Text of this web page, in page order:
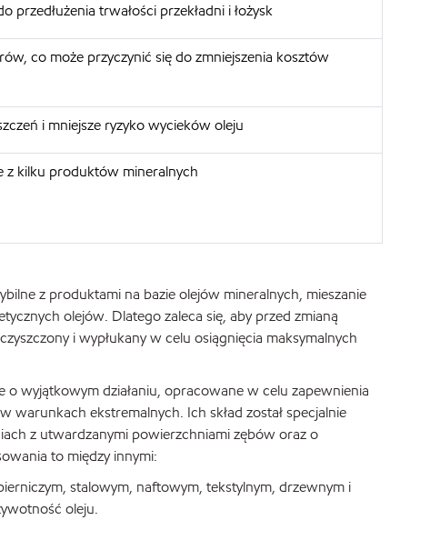
przedłużenia trwałości przekładni i łożysk
co może przyczynić się do zmniejszenia kosztów
i mniejsze ryzyko wycieków oleju
z kilku produktów mineralnych
z produktami na bazie olejów mineralnych, mieszanie
olejów. Dlatego zaleca się, aby przed zmianą
i wypłukany w celu osiągnięcia maksymalnych
o wyjątkowym działaniu, opracowane w celu zapewnienia
ekstremalnych. Ich skład został specjalnie
z utwardzanymi powierzchniami zębów oraz o
to między innymi:
stalowym, naftowym, tekstylnym, drzewnym i
oleju.